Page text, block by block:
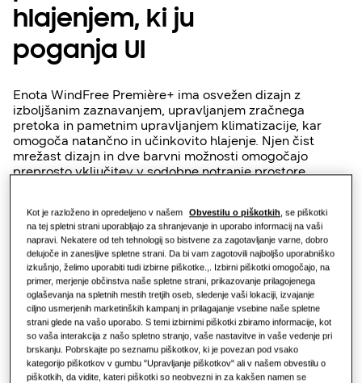
Trajnost
One Samsung
hlajenjem, ki ju
poganja UI
Enota WindFree Première+ ima osvežen dizajn z
izboljšanim zaznavanjem, upravljanjem zračnega
pretoka in pametnim upravljanjem klimatizacije, kar
omogoča natančno in učinkovito hlajenje. Njen čist
mrežast dizajn in dve barvni možnosti omogočajo
preprosto vključitev v sodobne notranje prostore.
mikroodprtin¹ zagotavlja enako nežno udobje brez
prepiha.
Sistem Motion Wind, ki ga poganja UI, ekskluzivno
uporabljen pri tem modelu, uporablja senzor gibanja, ki
deluje s pomočjo radarja, ter Motion Wings, da zračni
pretok inteligentno prilagodi glede na zasedenost
prostora, medtem ko pametno upravljanje podpira
brezhibno delovanje za premium stanovanjske
namestitve.
Kot je razloženo in opredeljeno v našem Obvestilu o piškotkih , se piškotki
na tej spletni strani uporabljajo za shranjevanje in uporabo informacij na vaši
napravi. Nekatere od teh tehnologij so bistvene za zagotavljanje varne, dobro
delujoče in zanesljive spletne strani. Da bi vam zagotovili najboljšo uporabniško
izkušnjo, želimo uporabiti tudi izbirne piškotke.,. Izbirni piškotki omogočajo, na
primer, merjenje občinstva naše spletne strani, prikazovanje prilagojenega
oglaševanja na spletnih mestih tretjih oseb, sledenje vaši lokaciji, izvajanje
ciljno usmerjenih marketinških kampanj in prilagajanje vsebine naše spletne
strani glede na vašo uporabo. S temi izbirnimi piškotki zbiramo informacije, kot
so vaša interakcija z našo spletno stranjo, vaše nastavitve in vaše vedenje pri
brskanju. Pobrskajte po seznamu piškotkov, ki je povezan pod vsako
kategorijo piškotkov v gumbu "Upravljanje piškotkov" ali v našem obvestilu o
piškotkih, da vidite, kateri piškotki so neobvezni in za kakšen namen se